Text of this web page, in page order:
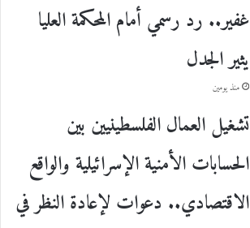
غفير.. رد رسمي أمام المحكمة العليا
يثير الجدل
منذ يومين
تشغيل العمال الفلسطينيين بين
الحسابات الأمنية الإسرائيلية والواقع
الاقتصادي.. دعوات لإعادة النظر في